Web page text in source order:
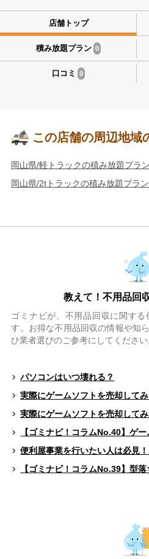
店舗トップ
積み放題プラン 0
口コミ 0
この店舗の周辺地域
岡山県/軽トラックの積み放題プラン
岡山県/2tトラックの積み放題プラン
教えて！不用品回
ゴミナビが、不用品回収に関す
す。お得な不用品回収の情報や知
ひ業者選びのご参考にしてください
パソコンはいつ壊れる？
実際にゲームソフトを売却して
実際にゲームソフトを売却してみ
【ゴミナビ！コラムNo.40】ゲーム機
便利屋事業を行いたい人は必見！
【ゴミナビ！コラムNo.39】型落ち製品は買